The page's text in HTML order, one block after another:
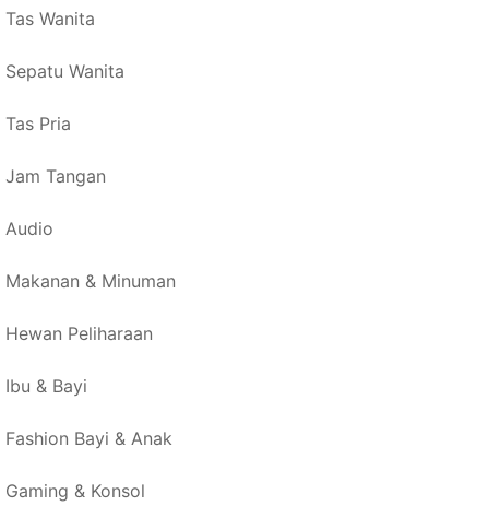
Tas Wanita
Sepatu Wanita
Tas Pria
Jam Tangan
Audio
Makanan & Minuman
Hewan Peliharaan
Ibu & Bayi
Fashion Bayi & Anak
Gaming & Konsol